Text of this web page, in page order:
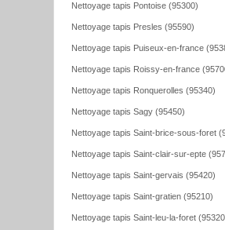
Nettoyage tapis Pontoise (95300)
Nettoyage tapis Presles (95590)
Nettoyage tapis Puiseux-en-france
Nettoyage tapis Roissy-en-france
Nettoyage tapis Ronquerolles (95340)
Nettoyage tapis Sagy (95450)
Nettoyage tapis Saint-brice-sous-foret
Nettoyage tapis Saint-clair-sur-epte
Nettoyage tapis Saint-gervais (95420)
Nettoyage tapis Saint-gratien (95210)
Nettoyage tapis Saint-leu-la-foret